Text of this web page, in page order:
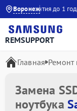
Воронеж
Гарантия до 1 года
REMSUPPORT
Главная Ремонт
Замена
ноутбука